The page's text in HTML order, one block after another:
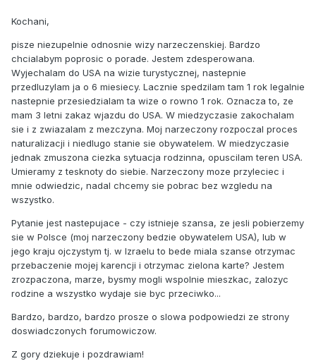
Kochani,
pisze niezupelnie odnosnie wizy narzeczenskiej. Bardzo
chcialabym poprosic o porade. Jestem zdesperowana.
Wyjechalam do USA na wizie turystycznej, nastepnie
przedluzylam ja o 6 miesiecy. Lacznie spedzilam tam 1 rok legalnie
nastepnie przesiedzialam ta wize o rowno 1 rok. Oznacza to, ze
mam 3 letni zakaz wjazdu do USA. W miedzyczasie zakochalam
sie i z zwiazalam z mezczyna. Moj narzeczony rozpoczal proces
naturalizacji i niedlugo stanie sie obywatelem. W miedzyczasie
jednak zmuszona ciezka sytuacja rodzinna, opuscilam teren USA.
Umieramy z tesknoty do siebie. Narzeczony moze przyleciec i
mnie odwiedzic, nadal chcemy sie pobrac bez wzgledu na
wszystko.
Pytanie jest nastepujace - czy istnieje szansa, ze jesli pobierzemy
sie w Polsce (moj narzeczony bedzie obywatelem USA), lub w
jego kraju ojczystym tj. w Izraelu to bede miala szanse otrzymac
przebaczenie mojej karencji i otrzymac zielona karte? Jestem
zrozpaczona, marze, bysmy mogli wspolnie mieszkac, zalozyc
rodzine a wszystko wydaje sie byc przeciwko...
Bardzo, bardzo, bardzo prosze o slowa podpowiedzi ze strony
doswiadczonych forumowiczow.
Z gory dziekuje i pozdrawiam!